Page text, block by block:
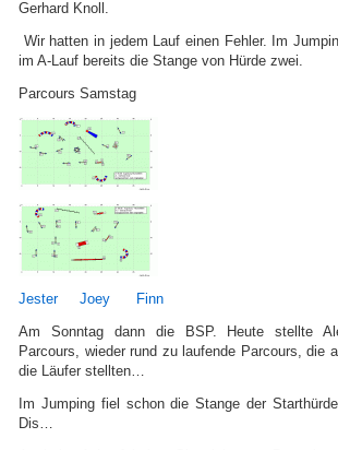
Gerhard Knoll.
Wir hatten in jedem Lauf einen Fehler. Im
im A-Lauf bereits die Stange von Hürde zwei.
Parcours Samstag
Jester Joey
Finn
Am Sonntag dann die BSP. Heute stellte
Parcours, wieder rund zu laufende Parcours, die
die Läufer stellten…
Im Jumping fiel schon die Stange der
Dis…